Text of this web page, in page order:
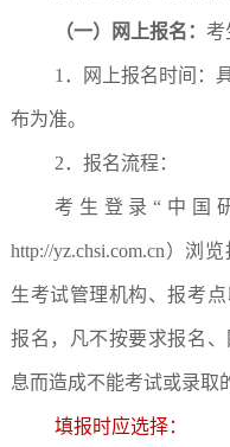
（一）网上报名： 考
1．网上报名时间：
布为准。
2．报名流程：
考生登录“中国
http://yz.chsi.com.cn）浏
生考试管理机构、报考
报名，凡不按要求报名
息而造成不能考试或录取
填报时应选择：